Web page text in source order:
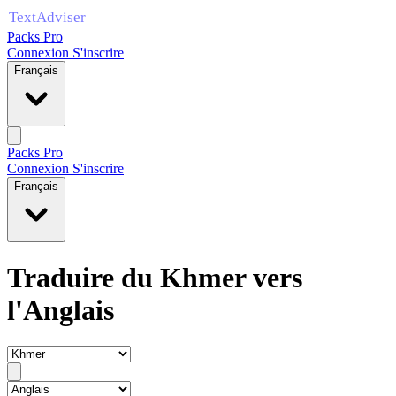
Packs Pro
Connexion S'inscrire
Français
Packs Pro
Connexion S'inscrire
Français
Traduire du Khmer vers
l'Anglais